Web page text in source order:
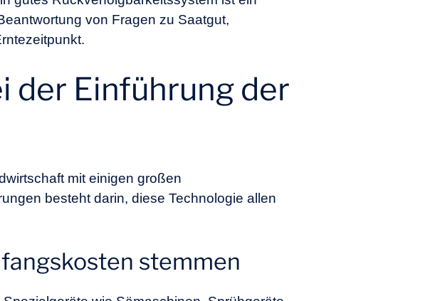
von Fragen zu Saatgut,
der Einführung der
mit einigen großen
besteht darin, diese Technologie allen
stemmen